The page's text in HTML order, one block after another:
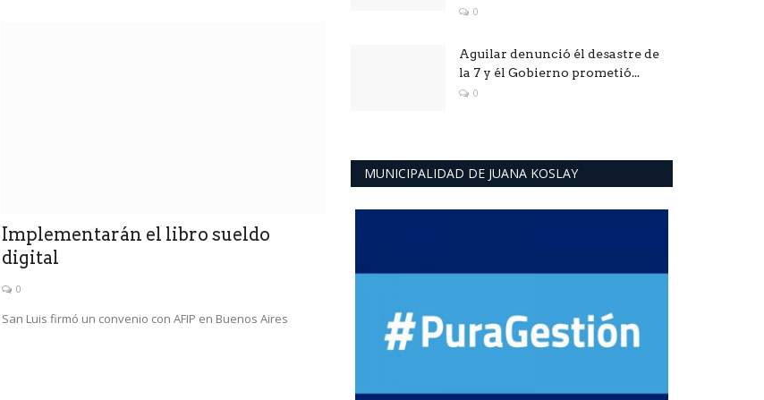
Implementarán el libro sueldo
digital
0
San Luis firmó un convenio con AFIP en Buenos Aires
0
Aguilar denunció él desastre de
la 7 y él Gobierno prometió...
0
MUNICIPALIDAD DE JUANA KOSLAY